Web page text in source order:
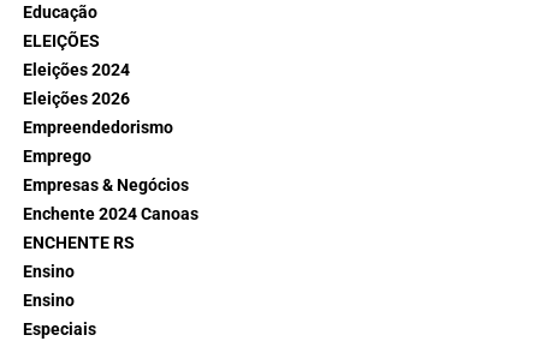
Educação
ELEIÇÕES
Eleições 2024
Eleições 2026
Empreendedorismo
Emprego
Empresas & Negócios
Enchente 2024 Canoas
ENCHENTE RS
Ensino
Ensino
Especiais